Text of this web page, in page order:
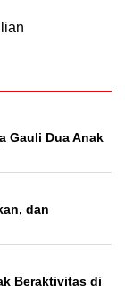
Gauli Dua Anak
dan
Beraktivitas di